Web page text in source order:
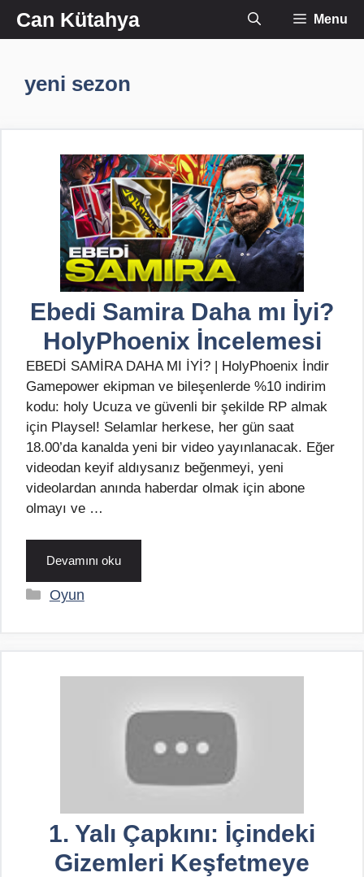
İçeriğe
atlaCan Kütahya Menu
yeni sezon
Ebedi Samira Daha mı İyi?
HolyPhoenix İncelemesi
EBEDİ SAMİRA DAHA MI İYİ? | HolyPhoenix İndir
Gamepower ekipman ve bileşenlerde %10 indirim
kodu: holy Ucuza ve güvenli bir şekilde RP almak
için Playsel! Selamlar herkese, her gün saat
18.00’da kanalda yeni bir video yayınlanacak. Eğer
videodan keyif aldıysanız beğenmeyi, yeni
videolardan anında haberdar olmak için abone
olmayı ve …
Devamını oku
Kategoriler
Oyun
1. Yalı Çapkını: İçindeki
Gizemleri Keşfetmeye